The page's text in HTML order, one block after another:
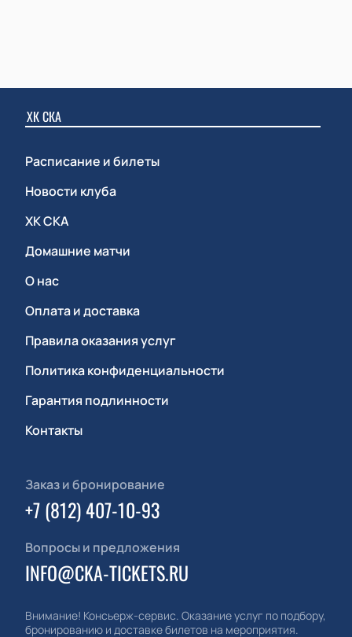
ХК СКА
Расписание и билеты
Новости клуба
ХК СКА
Домашние матчи
О нас
Оплата и доставка
Правила оказания услуг
Политика конфиденциальности
Гарантия подлинности
Контакты
Внимание! Консьерж-сервис. Оказание услуг по подбору,
бронированию и доставке билетов на мероприятия.
Заказ и бронирование
+7 (812) 407-10-93
Вопросы и предложения
INFO@CKA-TICKETS.RU